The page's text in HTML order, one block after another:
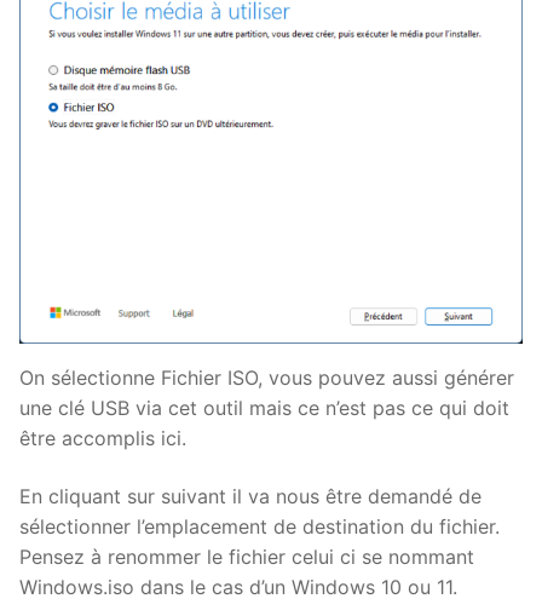
On sélectionne Fichier ISO, vous pouvez aussi générer
une clé USB via cet outil mais ce n’est pas ce qui doit
être accomplis ici.
En cliquant sur suivant il va nous être demandé de
sélectionner l’emplacement de destination du fichier.
Pensez à renommer le fichier celui ci se nommant
Windows.iso dans le cas d’un Windows 10 ou 11.